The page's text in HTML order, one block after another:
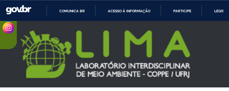
COMUNICA BR ACESSO À INFORMAÇÃO PARTICIPE